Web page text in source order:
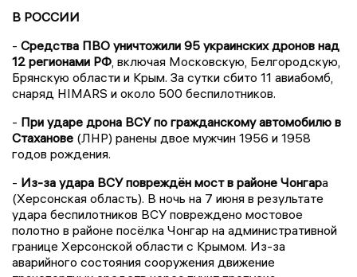
В РОССИИ
- Средства ПВО уничтожили 95 украинских дронов над
12 регионами РФ , включая Московскую, Белгородскую,
Брянскую области и Крым. За сутки сбито 11 авиабомб,
снаряд HIMARS и около 500 беспилотников.
- При ударе дрона ВСУ по гражданскому автомобилю в
Стаханове (ЛНР) ранены двое мужчин 1956 и 1958
годов рождения.
- Из-за удара ВСУ повреждён мост в районе Чонгара
(Херсонская область). В ночь на 7 июня в результате
удара беспилотников ВСУ повреждено мостовое
полотно в районе посёлка Чонгар на административной
границе Херсонской области с Крымом. Из-за
аварийного состояния сооружения движение